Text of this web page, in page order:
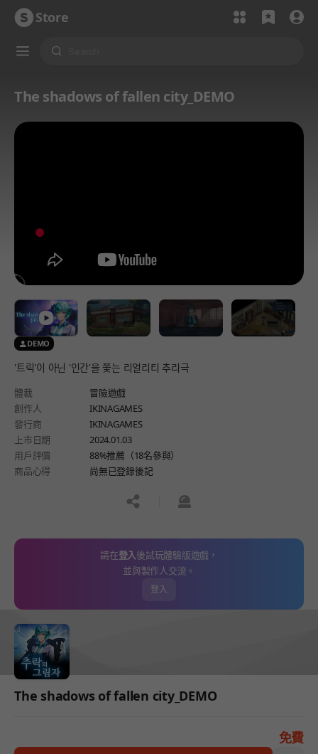
Store
The shadows of fallen city_DEMO
DEMO
'트릭'이 아닌 '인간'을 쫓는 리얼리티 추리극
體裁
冒險遊戲
創作人
IKINAGAMES
發行商
IKINAGAMES
上市日期
2024.01.03
用戶評價
88%推薦（18名參與）
商品心得
尚無已登錄後記
공유하기신고하기
請在登入後試玩體驗版遊戲，
並與製作人交流。
登入
The shadows of fallen city_DEMO
免費